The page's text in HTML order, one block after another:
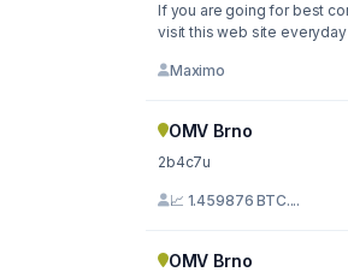
If you are going for best
Maximo
OMV Brno
2b4c7u
📈 1.459876 BTC....
OMV Brno